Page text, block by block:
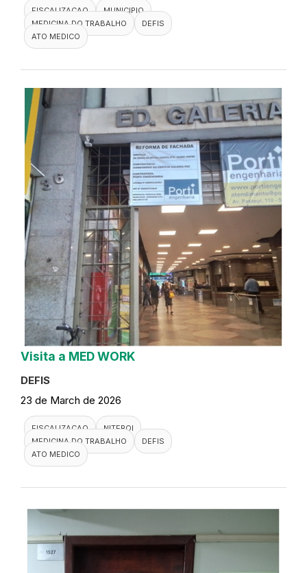
FISCALIZACAO
MUNICIPIO
MEDICINA DO TRABALHO
DEFIS
ATO MEDICO
Visita a MED WORK
DEFIS
23 de March de 2026
FISCALIZACAO
NITEROI
MEDICINA DO TRABALHO
DEFIS
ATO MEDICO